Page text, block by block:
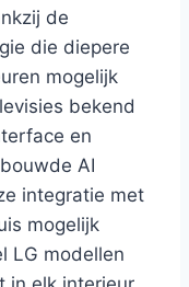
de
die diepere
mogelijk
bekend
en
AI
integratie met
mogelijk
LG modellen